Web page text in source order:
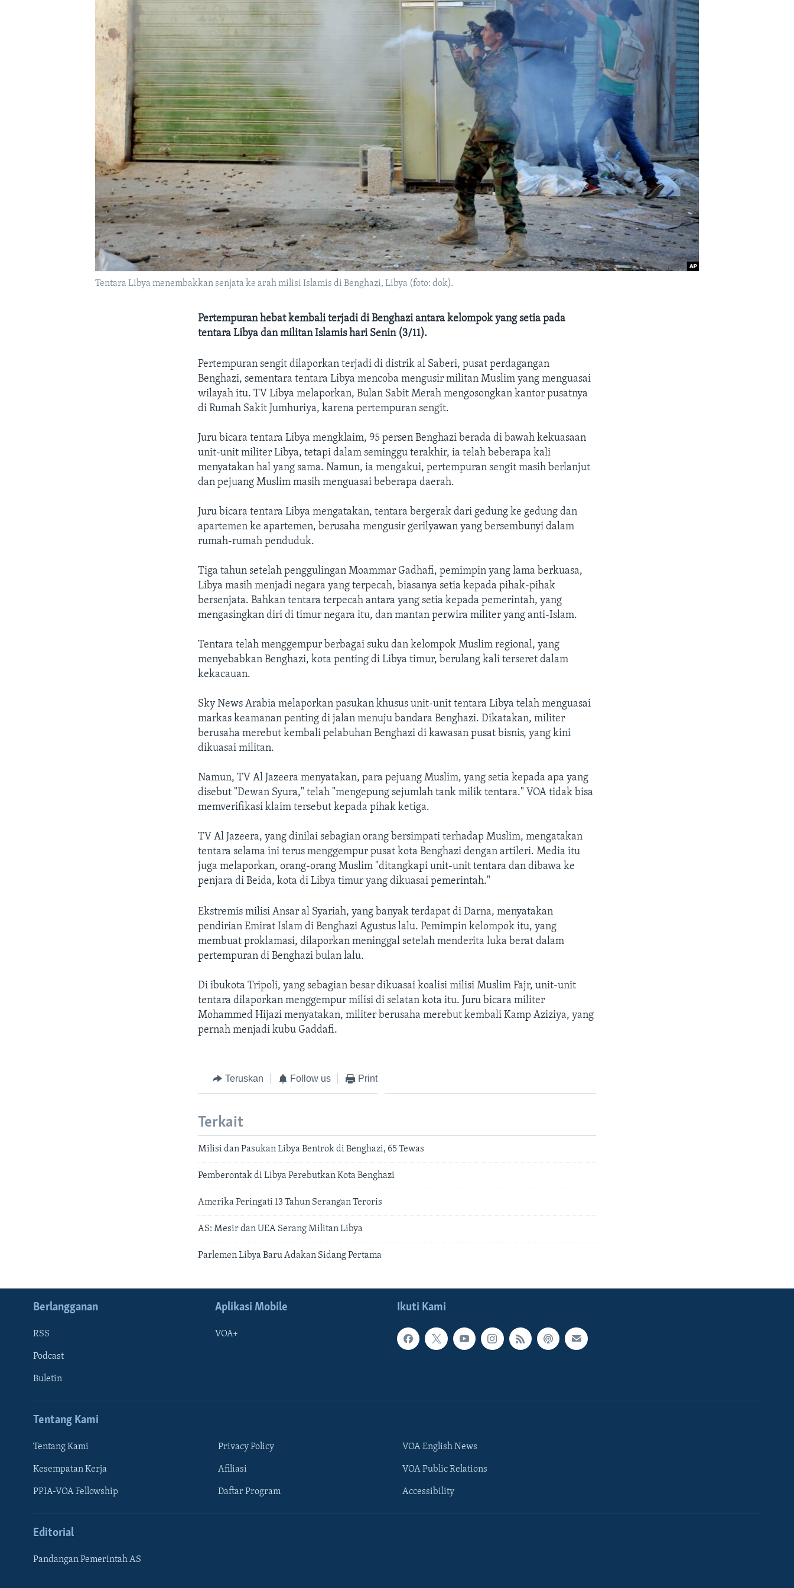
Bahasa-bahasa
Tentara Libya menembakkan senjata ke arah milisi Islamis di Benghazi, Libya (foto: dok).
Pertempuran hebat kembali terjadi di Benghazi antara kelompok yang setia pada
tentara Libya dan militan Islamis hari Senin (3/11).
Pertempuran sengit dilaporkan terjadi di distrik al Saberi, pusat perdagangan
Benghazi, sementara tentara Libya mencoba mengusir militan Muslim yang menguasai
wilayah itu. TV Libya melaporkan, Bulan Sabit Merah mengosongkan kantor pusatnya
di Rumah Sakit Jumhuriya, karena pertempuran sengit.
Juru bicara tentara Libya mengklaim, 95 persen Benghazi berada di bawah kekuasaan
unit-unit militer Libya, tetapi dalam seminggu terakhir, ia telah beberapa kali
menyatakan hal yang sama. Namun, ia mengakui, pertempuran sengit masih berlanjut
dan pejuang Muslim masih menguasai beberapa daerah.
Juru bicara tentara Libya mengatakan, tentara bergerak dari gedung ke gedung dan
apartemen ke apartemen, berusaha mengusir gerilyawan yang bersembunyi dalam
rumah-rumah penduduk.
Tiga tahun setelah penggulingan Moammar Gadhafi, pemimpin yang lama berkuasa,
Libya masih menjadi negara yang terpecah, biasanya setia kepada pihak-pihak
bersenjata. Bahkan tentara terpecah antara yang setia kepada pemerintah, yang
mengasingkan diri di timur negara itu, dan mantan perwira militer yang anti-Islam.
Tentara telah menggempur berbagai suku dan kelompok Muslim regional, yang
menyebabkan Benghazi, kota penting di Libya timur, berulang kali terseret dalam
kekacauan.
Sky News Arabia melaporkan pasukan khusus unit-unit tentara Libya telah menguasai
markas keamanan penting di jalan menuju bandara Benghazi. Dikatakan, militer
berusaha merebut kembali pelabuhan Benghazi di kawasan pusat bisnis, yang kini
dikuasai militan.
Namun, TV Al Jazeera menyatakan, para pejuang Muslim, yang setia kepada apa yang
disebut "Dewan Syura," telah "mengepung sejumlah tank milik tentara." VOA tidak bisa
memverifikasi klaim tersebut kepada pihak ketiga.
TV Al Jazeera, yang dinilai sebagian orang bersimpati terhadap Muslim, mengatakan
tentara selama ini terus menggempur pusat kota Benghazi dengan artileri. Media itu
juga melaporkan, orang-orang Muslim "ditangkapi unit-unit tentara dan dibawa ke
penjara di Beida, kota di Libya timur yang dikuasai pemerintah."
Ekstremis milisi Ansar al Syariah, yang banyak terdapat di Darna, menyatakan
pendirian Emirat Islam di Benghazi Agustus lalu. Pemimpin kelompok itu, yang
membuat proklamasi, dilaporkan meninggal setelah menderita luka berat dalam
pertempuran di Benghazi bulan lalu.
Di ibukota Tripoli, yang sebagian besar dikuasai koalisi milisi Muslim Fajr, unit-unit
tentara dilaporkan menggempur milisi di selatan kota itu. Juru bicara militer
Mohammed Hijazi menyatakan, militer berusaha merebut kembali Kamp Aziziya, yang
pernah menjadi kubu Gaddafi.
Teruskan Follow us Print
Terkait
Milisi dan Pasukan Libya Bentrok di Benghazi, 65 Tewas
Pemberontak di Libya Perebutkan Kota Benghazi
Amerika Peringati 13 Tahun Serangan Teroris
AS: Mesir dan UEA Serang Militan Libya
Parlemen Libya Baru Adakan Sidang Pertama
Ikuti Kami
Berlangganan
RSS
Podcast
Buletin
Aplikasi Mobile
VOA+
Tentang Kami
Tentang Kami
Kesempatan Kerja
PPIA-VOA Fellowship
Privacy Policy
Afiliasi
Daftar Program
VOA English News
VOA Public Relations
Accessibility
Editorial
Pandangan Pemerintah AS